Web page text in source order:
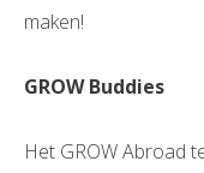
maken!
GROW Buddies
Het GROW Abroad